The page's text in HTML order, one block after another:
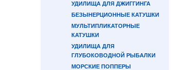
УДИЛИЩА ДЛЯ ДЖИГГИНГА
БЕЗЫНЕРЦИОННЫЕ КАТУШКИ
МУЛЬТИПЛИКАТОРНЫЕ
КАТУШКИ
УДИЛИЩА ДЛЯ
ГЛУБОКОВОДНОЙ РЫБАЛКИ
МОРСКИЕ ПОППЕРЫ